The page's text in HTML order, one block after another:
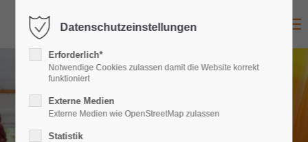
Datenschutzeinstellungen
Erforderlich*
Notwendige Cookies zulassen damit die Website korrekt
funktioniert
Externe Medien
Externe Medien wie OpenStreetMap zulassen
Statistik